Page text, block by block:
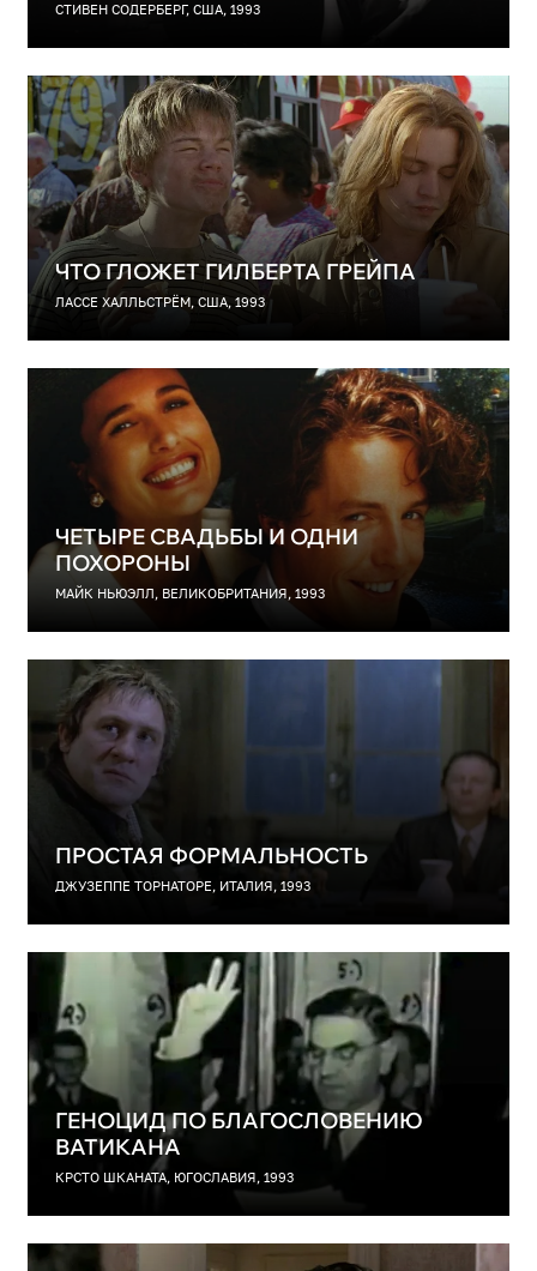
СТИВЕН СОДЕРБЕРГ, США, 1993
ЧТО ГЛОЖЕТ ГИЛБЕРТА ГРЕЙПА
ЛАССЕ ХАЛЛЬСТРЁМ, США, 1993
ЧЕТЫРЕ СВАДЬБЫ И ОДНИ
ПОХОРОНЫ
МАЙК НЬЮЭЛЛ, ВЕЛИКОБРИТАНИЯ, 1993
ПРОСТАЯ ФОРМАЛЬНОСТЬ
ДЖУЗЕППЕ ТОРНАТОРЕ, ИТАЛИЯ, 1993
ГЕНОЦИД ПО БЛАГОСЛОВЕНИЮ
ВАТИКАНА
КРСТО ШКАНАТА, ЮГОСЛАВИЯ, 1993